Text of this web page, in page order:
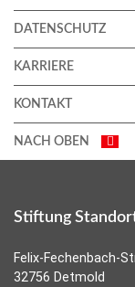
DATENSCHUTZ
KARRIERE
KONTAKT
NACH OBEN
Stiftung
Felix-Fechenbach-
32756 Detmold